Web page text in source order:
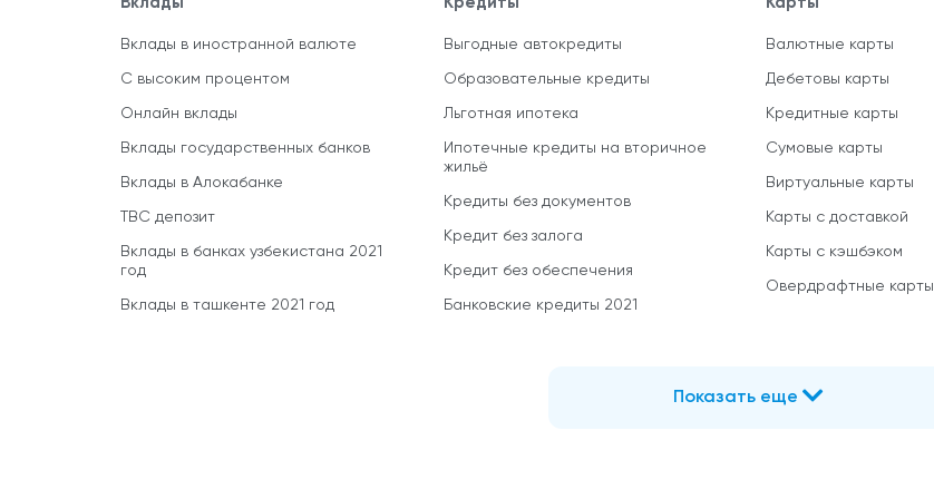
Вклады в иностранной валюте
С высоким процентом
Онлайн вклады
Вклады государственных банков
Вклады в Алокабанке
TBC депозит
Вклады в банках узбекистана 2021
год
Вклады в ташкенте 2021 год
Выгодные автокредиты
Образовательные кредиты
Льготная ипотека
Ипотечные кредиты на вторичное
жильё
Кредиты без документов
Кредит без залога
Кредит без обеспечения
Банковские кредиты 2021
Валютные карты
Дебетовы карты
Кредитные карты
Сумовые карты
Виртуальные карты
Карты с доставкой
Карты с кэшбэком
Овердрафтные карты
Показать еще